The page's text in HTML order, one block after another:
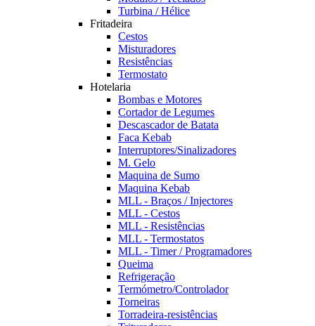
Turbina / Hélice
Fritadeira
Cestos
Misturadores
Resistências
Termostato
Hotelaria
Bombas e Motores
Cortador de Legumes
Descascador de Batata
Faca Kebab
Interruptores/Sinalizadores
M. Gelo
Maquina de Sumo
Maquina Kebab
MLL - Braços / Injectores
MLL - Cestos
MLL - Resistências
MLL - Termostatos
MLL - Timer / Programadores
Queima
Refrigeração
Termómetro/Controlador
Torneiras
Torradeira-resistências